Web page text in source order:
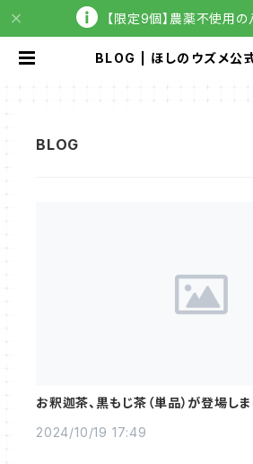
【限定9個】農薬不使用
BLOG | ほしのウズメ公
お釈迦茶、黒もじ茶（単品）が登場しま
2024/10/19 17:49